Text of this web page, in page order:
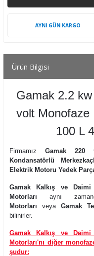
AYNI GÜN KARGO
Ürün Bilgisi
Gamak 2.2
volt Monofaze
100 L
FirmamızGamak 220
Kondansatörlü
Elektrik Motoru Yedek
Gamak Kalkış ve Daimi
Motorları aynı
Motorları veya Gamak
bilinirler.
Gamak Kalkış ve Daimi
Motorları'nı diğer
şudur: